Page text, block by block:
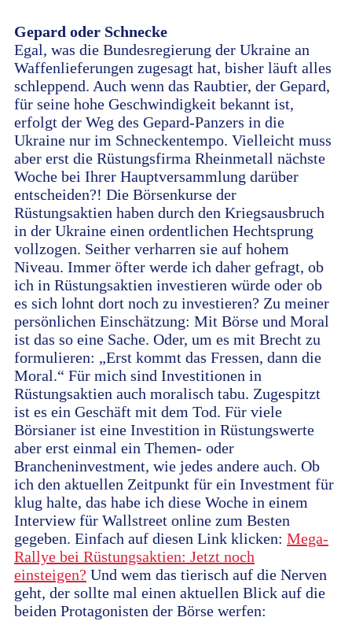
Gepard oder Schnecke
Egal, was die Bundesregierung der Ukraine an
Waffenlieferungen zugesagt hat, bisher läuft alles
schleppend. Auch wenn das Raubtier, der Gepard,
für seine hohe Geschwindigkeit bekannt ist,
erfolgt der Weg des Gepard-Panzers in die
Ukraine nur im Schneckentempo. Vielleicht muss
aber erst die Rüstungsfirma Rheinmetall nächste
Woche bei Ihrer Hauptversammlung darüber
entscheiden?! Die Börsenkurse der
Rüstungsaktien haben durch den Kriegsausbruch
in der Ukraine einen ordentlichen Hechtsprung
vollzogen. Seither verharren sie auf hohem
Niveau. Immer öfter werde ich daher gefragt, ob
ich in Rüstungsaktien investieren würde oder ob
es sich lohnt dort noch zu investieren? Zu meiner
persönlichen Einschätzung: Mit Börse und Moral
ist das so eine Sache. Oder, um es mit Brecht zu
formulieren: „Erst kommt das Fressen, dann die
Moral.“ Für mich sind Investitionen in
Rüstungsaktien auch moralisch tabu. Zugespitzt
ist es ein Geschäft mit dem Tod. Für viele
Börsianer ist eine Investition in Rüstungswerte
aber erst einmal ein Themen- oder
Brancheninvestment, wie jedes andere auch. Ob
ich den aktuellen Zeitpunkt für ein Investment für
klug halte, das habe ich diese Woche in einem
Interview für Wallstreet online zum Besten
gegeben. Einfach auf diesen Link klicken: Mega-
Rallye bei Rüstungsaktien: Jetzt noch
einsteigen? Und wem das tierisch auf die Nerven
geht, der sollte mal einen aktuellen Blick auf die
beiden Protagonisten der Börse werfen: